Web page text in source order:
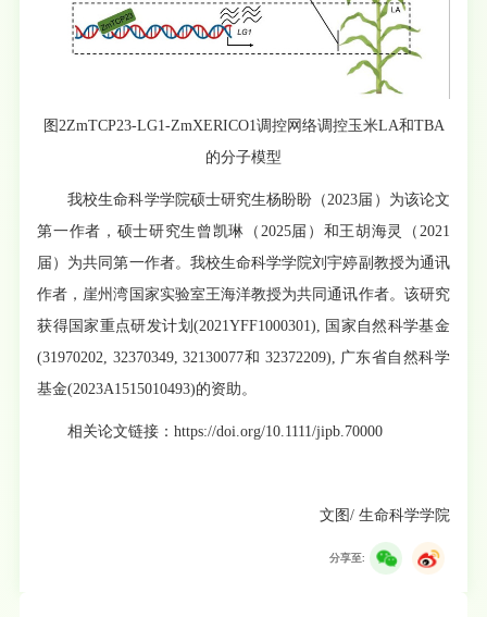
图2ZmTCP23-LG1-ZmXERICO1调控网络调控玉米LA和TBA
的分子模型
我校生命科学学院硕士研究生杨盼盼（2023届）为该论文
第一作者，硕士研究生曾凯琳（2025届）和王胡海灵（2021
届）为共同第一作者。我校生命科学学院刘宇婷副教授为通讯
作者，崖州湾国家实验室王海洋教授为共同通讯作者。该研究
获得国家重点研发计划(2021YFF1000301), 国家自然科学基金
(31970202, 32370349, 32130077和 32372209), 广东省自然科学
基金(2023A1515010493)的资助。
相关论文链接：https://doi.org/10.1111/jipb.70000
文 图 / 生命科学学院
分享至: